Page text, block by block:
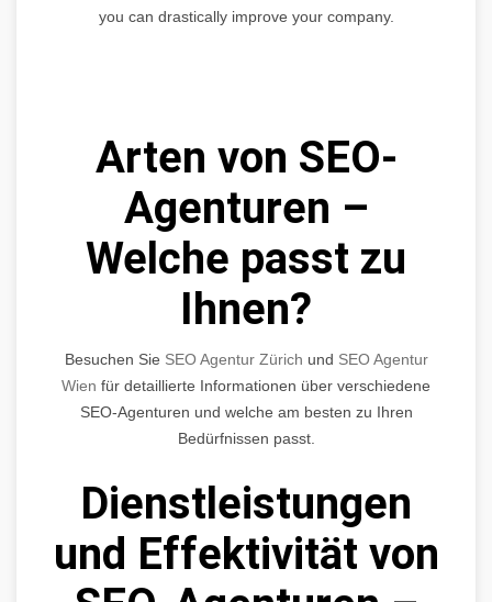
you can drastically improve your company.
Arten von SEO-
Agenturen –
Welche passt zu
Ihnen?
Besuchen Sie SEO Agentur Zürich und SEO Agentur
Wien für detaillierte Informationen über verschiedene
SEO-Agenturen und welche am besten zu Ihren
Bedürfnissen passt.
Dienstleistungen
und Effektivität von